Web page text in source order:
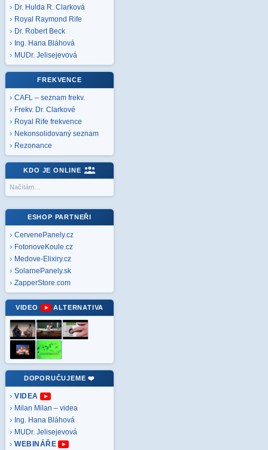
Dr. Hulda R. Clarková
Royal Raymond Rife
Dr. Robert Beck
Ing. Hana Bláhová
MUDr. Jelisejevová
FREKVENCE
CAFL – seznam frekv.
Frekv. Dr. Clarkové
Royal Rife frekvence
Nekonsolidovaný seznam
Rezonance
KDO JE ONLINE
Načítám…
ESHOP PARTNEŘI
CervenePanely.cz
FotonoveKoule.cz
Medove-Elixiry.cz
SolarnePanely.sk
ZapperStore.com
VIDEO ALTERNATIVA
DOPORUČUJEME ❤️
VIDEA
Milan Milan – videa
Ing. Hana Bláhová
MUDr. Jelisejevová
WEBINÁŘE